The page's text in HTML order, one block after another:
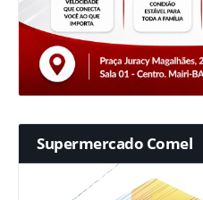
Supermercado Comel